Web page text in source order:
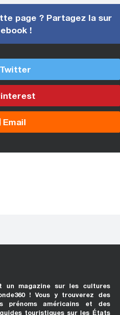
page ? Partagez la sur
!
Twitter
Email
un magazine sur les cultures
! Vous y trouverez des
prénoms américains et des
touristiques sur les États